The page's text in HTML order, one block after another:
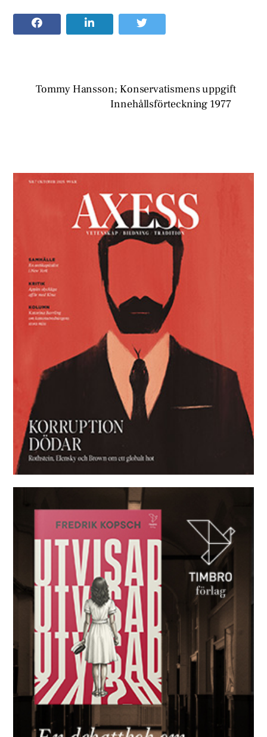
Tommy Hansson; Konservatismens uppgift
Innehållsförteckning 1977